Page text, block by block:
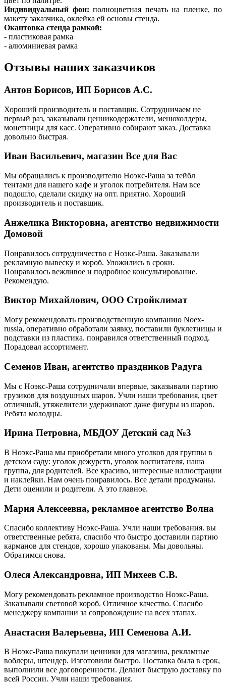
Индивидуальный фон: полноцветная печать на пленке, по
макету заказчика, оклейка ей основы стенда.
Окантовка стенда рамкой:
- пластиковая рамка
- алюминиевая рамка
Отзывы наших заказчиков
Антон Борисов, ИП Борисов А.С.
Хороший производитель и поставщик. Сотрудничаем не
первый раз, заказывали ценникодержатели, менюхолдеры,
монетницы для касс. Оперативно собирают заказ. Доставка
довольно быстрая.
Иван Васильевич, магазин Все для Вас
Мы обращались к производителю Ноэкс-Раша за тейбл
тентами для нашего кафе и уголок потребителя. Нам все
подошло, сделали скидку на опт. приятно. Хороший
производитель и поставщик.
Анжелика Викторовна, агентство недвижимости
Домовой
Понравилось сотрудничество с Ноэкс-Раша. Заказывали
рекламную вывеску и короб. Уложились в сроки.
Понравилось вежливое и подробное консультирование.
Рекомендую.
Виктор Михайлович, ООО Стройклимат
Могу рекомендовать производственную компанию Noex-
russia, оперативно обработали заявку, поставили буклетницы и
подставки из пластика. понравился ответственный подход.
Порадовал ассортимент.
Семенов Иван, агентство праздников Радуга
Мы с Ноэкс-Раша сотрудничали впервые, заказывали партию
грузиков для воздушных шаров. Учли наши требования, цвет
отличный, утяжелители удерживают даже фигуры из шаров.
Ребята молодцы.
Ирина Петровна, МБДОУ Детский сад №3
В Ноэкс-Раша мы приобретали много уголков для группы в
детском саду: уголок дежурств, уголок воспитателя, наша
группа, для родителей. Все красиво, интересные иллюстрации
и наклейки. Нам очень понравилось. Все детали продуманы.
Дети оценили и родители. А это главное.
Мария Алексеевна, рекламное агентство Волна
Спасибо коллективу Ноэкс-Раша. Учли наши требования. вы
ответственные ребята, спасибо что быстро доставили партию
карманов для стендов, хорошо упакованы. Мы довольны.
Обратимся снова.
Олеся Александровна, ИП Михеев С.В.
Могу рекомендовать рекламное производство Ноэкс-Раша.
Заказывали световой короб. Отличное качество. Спасибо
менеджеру компании за сопровождение на всех этапах.
Анастасия Валерьевна, ИП Семенова А.И.
В Ноэкс-Раша покупали ценники для магазина, рекламные
воблеры, штендер. Изготовили быстро. Поставка была в срок,
выполнили все договоренности. Делают быструю доставку по
всей России. Учли наши требования.